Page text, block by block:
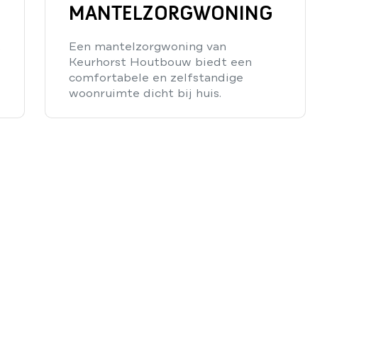
MANTELZORGWONING
Een mantelzorgwoning van
Keurhorst Houtbouw biedt een
comfortabele en zelfstandige
woonruimte dicht bij huis.